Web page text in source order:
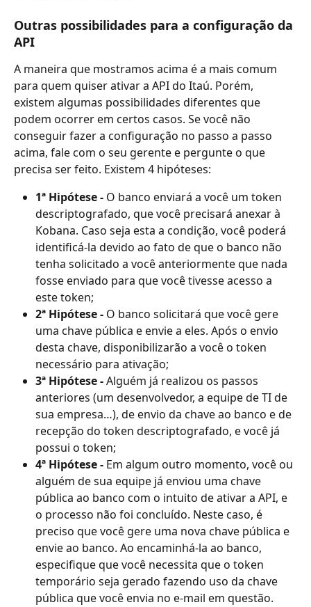
Outras possibilidades para a configuração da
API
A maneira que mostramos acima é a mais comum
para quem quiser ativar a API do Itaú. Porém,
existem algumas possibilidades diferentes que
podem ocorrer em certos casos. Se você não
conseguir fazer a configuração no passo a passo
acima, fale com o seu gerente e pergunte o que
precisa ser feito. Existem 4 hipóteses:
1ª Hipótese - O banco enviará a você um token
descriptografado, que você precisará anexar à
Kobana. Caso seja esta a condição, você poderá
identificá-la devido ao fato de que o banco não
tenha solicitado a você anteriormente que nada
fosse enviado para que você tivesse acesso a
este token;
2ª Hipótese - O banco solicitará que você gere
uma chave pública e envie a eles. Após o envio
desta chave, disponibilizarão a você o token
necessário para ativação;
3ª Hipótese - Alguém já realizou os passos
anteriores (um desenvolvedor, a equipe de TI de
sua empresa…), de envio da chave ao banco e de
recepção do token descriptografado, e você já
possui o token;
4ª Hipótese - Em algum outro momento, você ou
alguém de sua equipe já enviou uma chave
pública ao banco com o intuito de ativar a API, e
o processo não foi concluído. Neste caso, é
preciso que você gere uma nova chave pública e
envie ao banco. Ao encaminhá-la ao banco,
especifique que você necessita que o token
temporário seja gerado fazendo uso da chave
pública que você envia no e-mail em questão.